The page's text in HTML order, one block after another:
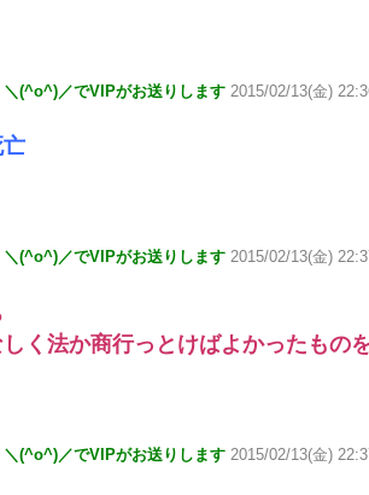
＼(^o^)／でVIPがお送りします 2015/02/13(金)
＼(^o^)／でVIPがお送りします 2015/02/13(金)
く法か商行っとけばよかったもの
＼(^o^)／でVIPがお送りします 2015/02/13(金)